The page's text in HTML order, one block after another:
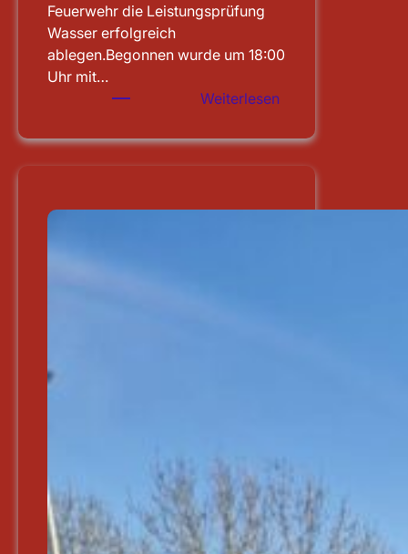
Feuerwehr die Leistungsprüfung
Wasser erfolgreich
ablegen.Begonnen wurde um 18:00
Uhr mit…
Weiterlesen
abgelegt